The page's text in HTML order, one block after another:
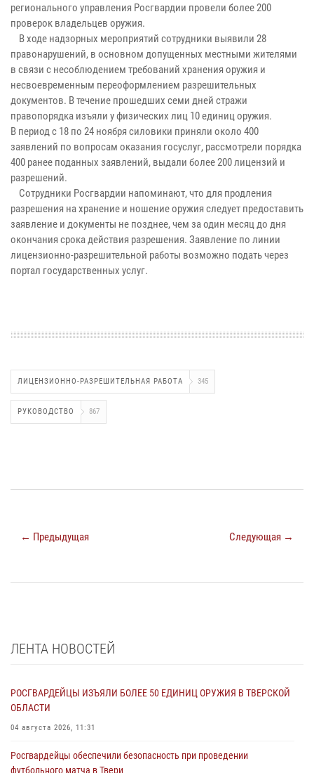
регионального управления Росгвардии провели более 200
проверок владельцев оружия.
В ходе надзорных мероприятий сотрудники выявили 28
правонарушений, в основном допущенных местными жителями
в связи с несоблюдением требований хранения оружия и
несвоевременным переоформлением разрешительных
документов. В течение прошедших семи дней стражи
правопорядка изъяли у физических лиц 10 единиц оружия.
В период с 18 по 24 ноября силовики приняли около 400
заявлений по вопросам оказания госуслуг, рассмотрели порядка
400 ранее поданных заявлений, выдали более 200 лицензий и
разрешений.
Сотрудники Росгвардии напоминают, что для продления
разрешения на хранение и ношение оружия следует предоставить
заявление и документы не позднее, чем за один месяц до дня
окончания срока действия разрешения. Заявление по линии
лицензионно-разрешительной работы возможно подать через
портал государственных услуг.
ЛИЦЕНЗИОННО-РАЗРЕШИТЕЛЬНАЯ РАБОТА 345
РУКОВОДСТВО 867
← Предыдущая Следующая →
ЛЕНТА НОВОСТЕЙ
РОСГВАРДЕЙЦЫ ИЗЪЯЛИ БОЛЕЕ 50 ЕДИНИЦ ОРУЖИЯ В ТВЕРСКОЙ
ОБЛАСТИ
04 августа 2026, 11:31
Росгвардейцы обеспечили безопасность при проведении
футбольного матча в Твери